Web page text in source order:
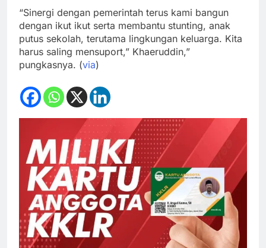
“Sinergi dengan pemerintah terus kami bangun
dengan ikut ikut serta membantu stunting, anak
putus sekolah, terutama lingkungan keluarga. Kita
harus saling mensuport,” Khaeruddin,”
pungkasnya. (via)